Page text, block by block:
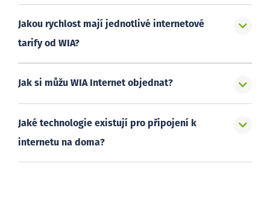
Jakou rychlost mají jednotlivé internetové
tarify od WIA?
Jak si můžu WIA Internet objednat?
Jaké technologie existují pro připojení k
internetu na doma?